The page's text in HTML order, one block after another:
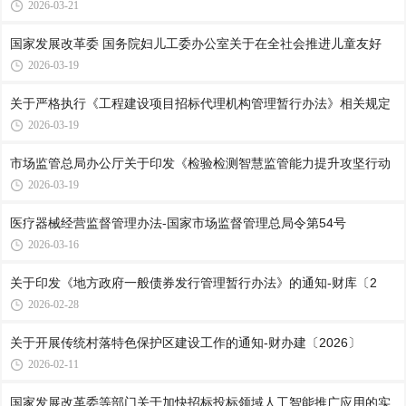
2026-03-21
国家发展改革委 国务院妇儿工委办公室关于在全社会推进儿童友好
2026-03-19
关于严格执行《工程建设项目招标代理机构管理暂行办法》相关规定
2026-03-19
市场监管总局办公厅关于印发《检验检测智慧监管能力提升攻坚行动
2026-03-19
医疗器械经营监督管理办法-国家市场监督管理总局令第54号
2026-03-16
关于印发《地方政府一般债券发行管理暂行办法》的通知-财库〔2
2026-02-28
关于开展传统村落特色保护区建设工作的通知-财办建〔2026〕
2026-02-11
国家发展改革委等部门关于加快招标投标领域人工智能推广应用的实